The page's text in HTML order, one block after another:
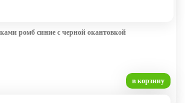
ромб синие с черной окантовкой
в корзину